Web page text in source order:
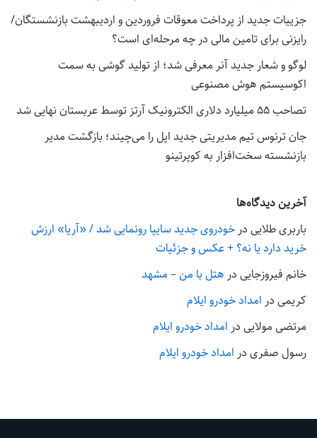
جزییات جدید از پرداخت معوقات فروردین و اردیبهشت بازنشستگان/
رایزنی برای تامین مالی در چه مرحله‌ای است؟
لوگو و شعار جدید آنر معرفی شد؛ از تولید گوشی به سمت
اکوسیستم هوش مصنوعی
تصاحب ۵۵ میلیارد دلاری الکترونیک آرتز توسط عربستان نهایی شد
جان ترنوس تیم مدیریتی جدید اپل را می‌چیند؛ بازگشت مدیر
بازنشسته سخت‌افزار به کوپرتینو
آخرین دیدگاه‌ها
باربری طلایی در خودروی جدید سایپا رونمایی شد / «آریا» ارزش
خرید دارد یا نه؟ + عکس و جزئیات
خانم فیروزجایی در هتل با من – مشهد
کریمی در امداد خودرو ایلام
مرتضی مولایی در امداد خودرو ایلام
رسول صفری در امداد خودرو ایلام